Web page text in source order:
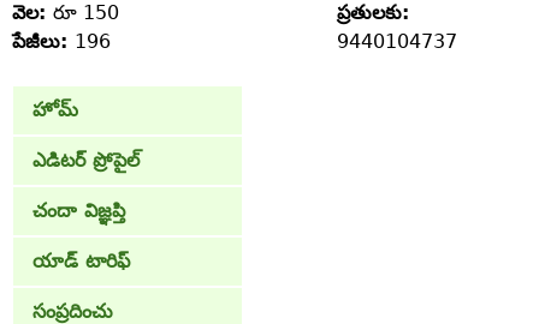
వెల: రూ 150
పేజీలు: 196
ప్రతులకు:
9440104737
హోమ్
ఎడిటర్ ప్రోపైల్
చందా విజ్ఞప్తి
యాడ్ టారిఫ్
సంప్రదించు